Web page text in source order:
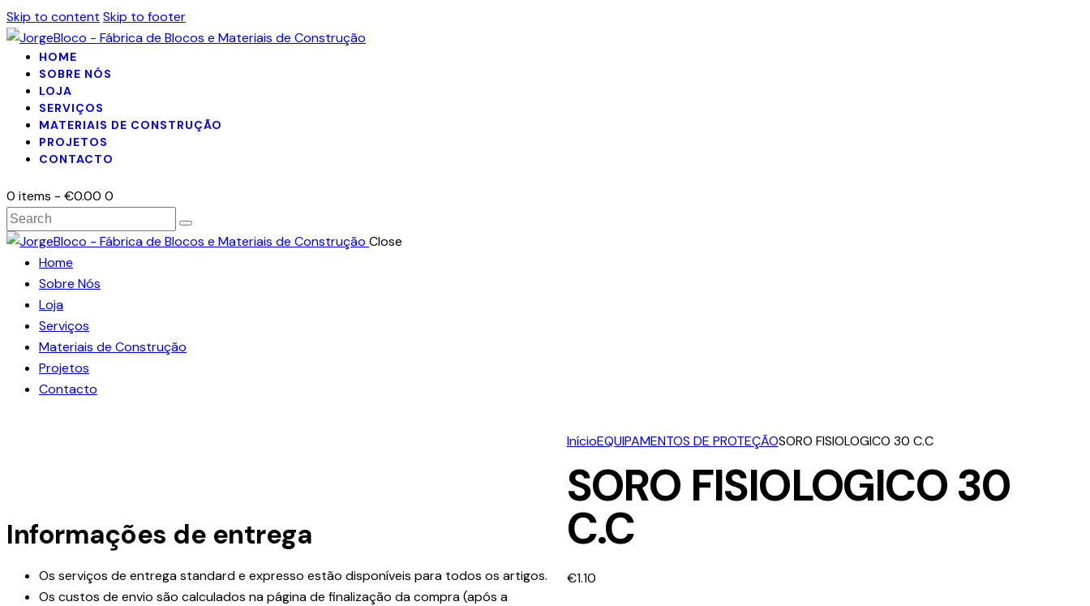
Skip to content Skip to footer
HOME
SOBRE NÓS
LOJA
SERVIÇOS
MATERIAIS DE CONSTRUÇÃO
PROJETOS
CONTACTO
0 items - €0.00 0
Close
Home
Sobre Nós
Loja
Serviços
Materiais de Construção
Projetos
Contacto
InícioEQUIPAMENTOS DE PROTEÇÃOSORO FISIOLOGICO 30 C.C
SORO FISIOLOGICO 30
C.C
€1.10
Informações de entrega
Os serviços de entrega standard e expresso estão disponíveis para todos os artigos.
Os custos de envio são calculados na página de finalização da compra (após a